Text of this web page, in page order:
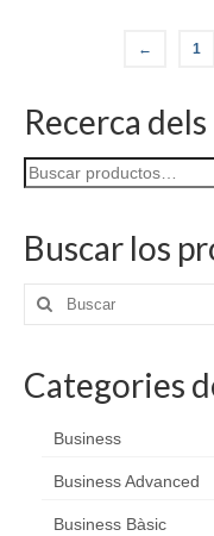
← 1
Recerca
Buscar
por:
Buscar los
Buscar
por:
Categories
Business
Business Advanced
Business Bàsic